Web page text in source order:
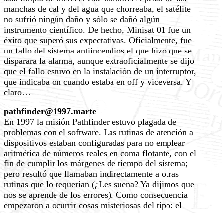
manchas de cal y del agua que chorreaba, el satélite
no sufrió ningún daño y sólo se dañó algún
instrumento científico. De hecho, Minisat 01 fue un
éxito que superó sus expectativas. Oficialmente, fue
un fallo del sistema antiincendios el que hizo que se
disparara la alarma, aunque extraoficialmente se dijo
que el fallo estuvo en la instalación de un interruptor,
que indicaba on cuando estaba en off y viceversa. Y
claro…
pathfinder@1997.marte
En 1997 la misión Pathfinder estuvo plagada de
problemas con el software. Las rutinas de atención a
dispositivos estaban configuradas para no emplear
aritmética de números reales en coma flotante, con el
fin de cumplir los márgenes de tiempo del sistema;
pero resultó que llamaban indirectamente a otras
rutinas que lo requerían (¿Les suena? Ya dijimos que
nos se aprende de los errores). Como consecuencia
empezaron a ocurrir cosas misteriosas del tipo: el